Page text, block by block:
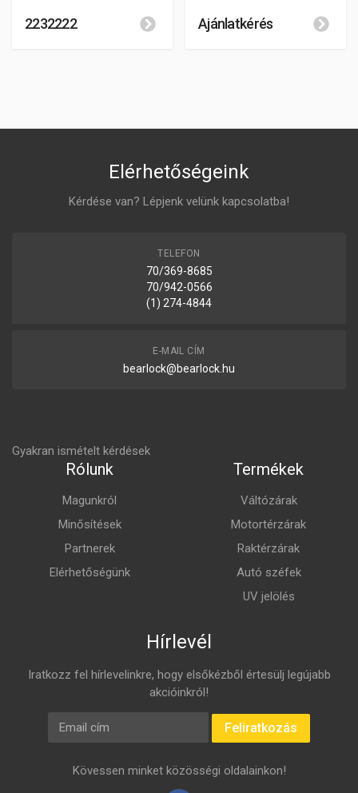
2232222 Ajánlatkérés
Elérhetőségeink
Kérdése van? Lépjenk velünk kapcsolatba!
TELEFON
70/369-8685
70/942-0566
(1) 274-4844
E-MAIL CÍM
bearlock@bearlock.hu
Gyakran ismételt kérdések
Rólunk
Magunkról
Minősítések
Partnerek
Elérhetőségünk
Termékek
Váltózárak
Motortérzárak
Raktérzárak
Autó széfek
UV jelölés
Hírlevél
Iratkozz fel hírlevelinkre, hogy elsőkézből értesülj legújabb
akcióinkról!
E-mail cím
Feliratkozás
Kövessen minket közösségi oldalainkon!